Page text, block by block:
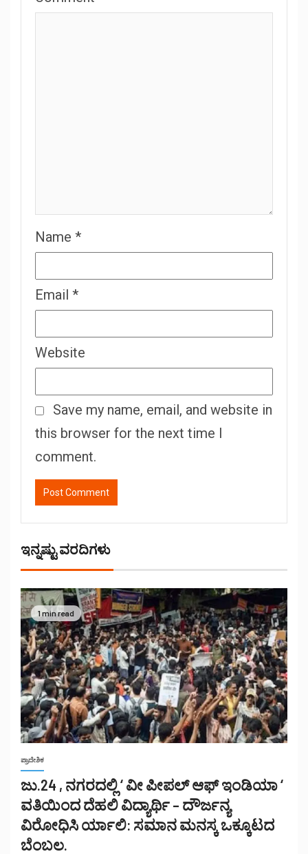
Name *
Email *
Website
Save my name, email, and website in
this browser for the next time I
comment.
ಇನ್ನಷ್ಟು ವರದಿಗಳು
1 min read
ಪ್ರಾದೇಶಿಕ
ಜು.24 , ನಗರದಲ್ಲಿ ‘ ವೀ ಪೀಪಲ್ ಆಫ್ ಇಂಡಿಯಾ ‘
ವತಿಯಿಂದ ದೆಹಲಿ ವಿದ್ಯಾರ್ಥಿ – ದೌರ್ಜನ್ಯ
ವಿರೋಧಿಸಿ ರ್ಯಾಲಿ: ಸಮಾನ ಮನಸ್ಕ ಒಕ್ಕೂಟದ
ಬೆಂಬಲ.